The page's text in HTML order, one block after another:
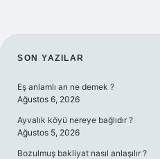
SIDEBAR
SON YAZILAR
Eş anlamlı arı ne demek ?
Ağustos 6, 2026
Ayvalık köyü nereye bağlıdır ?
Ağustos 5, 2026
Bozulmuş bakliyat nasıl anlaşılır ?